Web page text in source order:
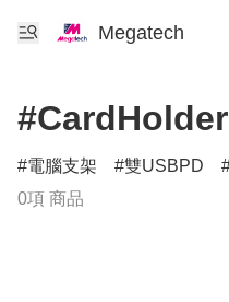
Megatech
#CardHolder
電腦支架 雙USBPD
0項 商品